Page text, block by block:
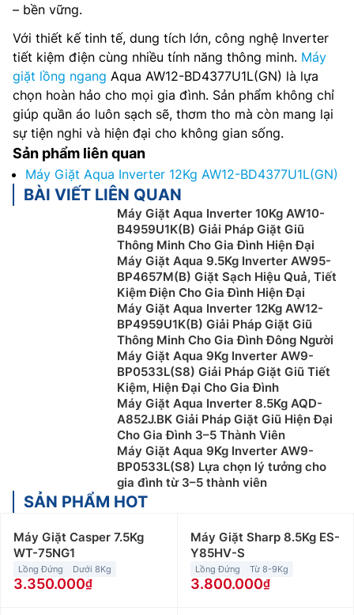
– bền vững.
Với thiết kế tinh tế, dung tích lớn, công nghệ Inverter
tiết kiệm điện cùng nhiều tính năng thông minh. Máy
giặt lồng ngang Aqua AW12-BD4377U1L(GN) là lựa
chọn hoàn hảo cho mọi gia đình. Sản phẩm không chỉ
giúp quần áo luôn sạch sẽ, thơm tho mà còn mang lại
sự tiện nghi và hiện đại cho không gian sống.
Sản phẩm liên quan
Máy Giặt Aqua Inverter 12Kg AW12-BD4377U1L(GN)
BÀI VIẾT LIÊN QUAN
Máy Giặt Aqua Inverter 10Kg AW10-
B4959U1K(B) Giải Pháp Giặt Giũ
Thông Minh Cho Gia Đình Hiện Đại
Máy Giặt Aqua 9.5Kg Inverter AW95-
BP4657M(B) Giặt Sạch Hiệu Quả, Tiết
Kiệm Điện Cho Gia Đình Hiện Đại
Máy Giặt Aqua Inverter 12Kg AW12-
BP4959U1K(B) Giải Pháp Giặt Giũ
Thông Minh Cho Gia Đình Đông Người
Máy Giặt Aqua 9Kg Inverter AW9-
BP0533L(S8) Giải Pháp Giặt Giũ Tiết
Kiệm, Hiện Đại Cho Gia Đình
Máy Giặt Aqua Inverter 8.5Kg AQD-
A852J.BK Giải Pháp Giặt Giũ Hiện Đại
Cho Gia Đình 3–5 Thành Viên
Máy Giặt Aqua 9Kg Inverter AW9-
BP0533L(S8) Lựa chọn lý tưởng cho
gia đình từ 3–5 thành viên
SẢN PHẨM HOT
Máy Giặt Casper 7.5Kg
WT-75NG1
Lồng Đứng Dưới 8Kg
3.350.000
Máy Giặt Sharp 8.5Kg ES-
Y85HV-S
Lồng Đứng Từ 8-9Kg
3.800.000